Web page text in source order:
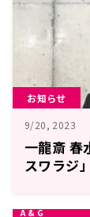
お知らせ
9/20, 2023
一龍斎 春
スワラジ」